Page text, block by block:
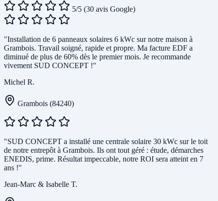
5/5 (30 avis Google)
"Installation de 6 panneaux solaires 6 kWc sur notre maison à
Grambois. Travail soigné, rapide et propre. Ma facture EDF a
diminué de plus de 60% dès le premier mois. Je recommande
vivement SUD CONCEPT !"
Michel R.
Grambois (84240)
"SUD CONCEPT a installé une centrale solaire 30 kWc sur le toit
de notre entrepôt à Grambois. Ils ont tout géré : étude, démarches
ENEDIS, prime. Résultat impeccable, notre ROI sera atteint en 7
ans !"
Jean-Marc & Isabelle T.